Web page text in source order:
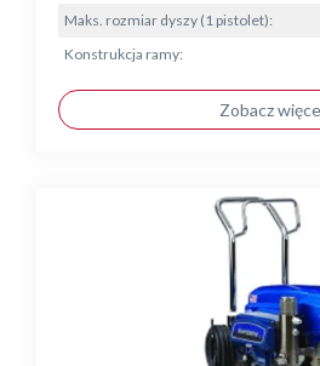
Maks. rozmiar dyszy (1 pistolet):
Konstrukcja ramy:
Zobacz